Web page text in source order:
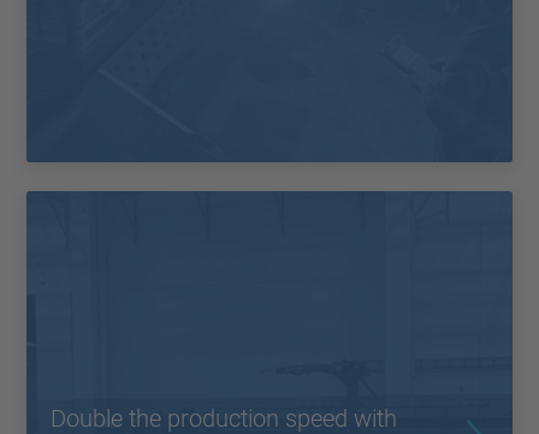
Double the production speed with